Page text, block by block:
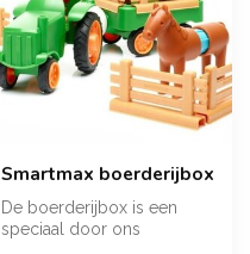
Smartmax boerderijbox
De boerderijbox is een
speciaal door ons